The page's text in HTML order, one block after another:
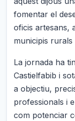
fomentar el
oficis artesans,
municipis
La jornada ha
Castielfabib i
a objectiu,
professionals i
com potenciar